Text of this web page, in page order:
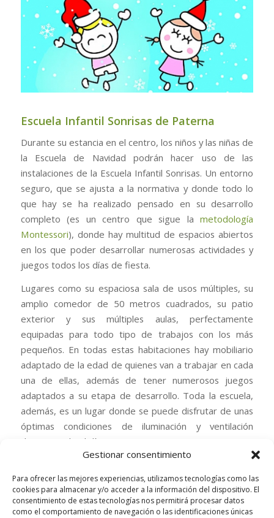
Gestionar consentimiento
Para ofrecer las mejores experiencias, utilizamos tecnologías como las
cookies para almacenar y/o acceder a la información del dispositivo. El
consentimiento de estas tecnologías nos permitirá procesar datos
como el comportamiento de navegación o las identificaciones únicas
Escuela Infantil Sonrisas de Paterna
Durante su estancia en el centro, los niños y las niñas de
la Escuela de Navidad podrán hacer uso de las
instalaciones de la Escuela Infantil Sonrisas. Un entorno
seguro, que se ajusta a la normativa y donde todo lo
que hay se ha realizado pensado en su desarrollo
completo (es un centro que sigue lametodología
Montessori), donde hay multitud de espacios abiertos
en los que poder desarrollar numerosas actividades y
juegos todos los días de fiesta.
Lugares como su espaciosa sala de usos múltiples, su
amplio comedor de 50 metros cuadrados, su patio
exterior y sus múltiples aulas, perfectamente
equipadas para todo tipo de trabajos con los más
pequeños. En todas estas habitaciones hay mobiliario
adaptado de la edad de quienes van a trabajar en cada
una de ellas, además de tener numerosos juegos
adaptados a su etapa de desarrollo. Toda la escuela,
además, es un lugar donde se puede disfrutar de unas
óptimas condiciones de iluminación y ventilación
durante todo el día.
hijas disfruten durante las navidades mientras tú
trabajas, no lo dudes y contrata los servicios de la
Escuela de Navidad del centro educativo Sonrisas de